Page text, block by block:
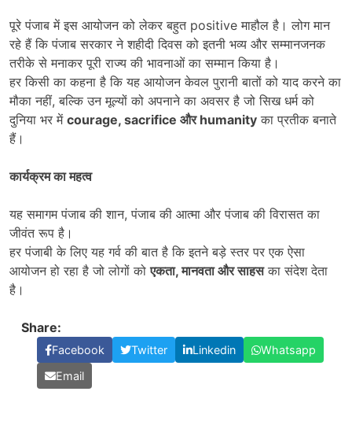
पूरे पंजाब में इस आयोजन को लेकर बहुत positive माहौल है। लोग मान
रहे हैं कि पंजाब सरकार ने शहीदी दिवस को इतनी भव्य और सम्मानजनक
तरीके से मनाकर पूरी राज्य की भावनाओं का सम्मान किया है।
हर किसी का कहना है कि यह आयोजन केवल पुरानी बातों को याद करने का
मौका नहीं, बल्कि उन मूल्यों को अपनाने का अवसर है जो सिख धर्म को
दुनिया भर में courage, sacrifice और humanity का प्रतीक बनाते
हैं।
कार्यक्रम का महत्व
यह समागम पंजाब की शान, पंजाब की आत्मा और पंजाब की विरासत का
जीवंत रूप है।
हर पंजाबी के लिए यह गर्व की बात है कि इतने बड़े स्तर पर एक ऐसा
आयोजन हो रहा है जो लोगों कोएकता,मानवता और साहसका संदेश देता
है।
Share:
Facebook Twitter Linkedin
Whatsapp
Email